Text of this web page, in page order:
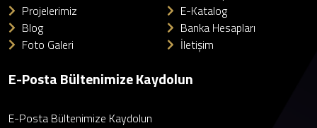
Projelerimiz
Blog
Foto Galeri
E-Katalog
Banka Hesapları
İletişim
E-Posta Bültenimize Kaydolun
E-Posta Bültenimize Kaydolun